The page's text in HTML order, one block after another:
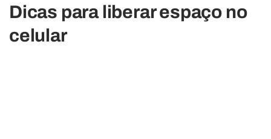
Dicas para liberar espaço no
celular